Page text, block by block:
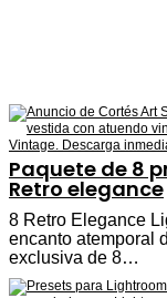
Paquete de 8
Retro elegance
8 Retro Elegance
encanto atemporal
exclusiva de 8…